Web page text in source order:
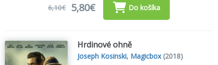
6,10€ 5,80€ Do košíka
Hrdinové ohně
Joseph Kosinski, Magicbox(2018)